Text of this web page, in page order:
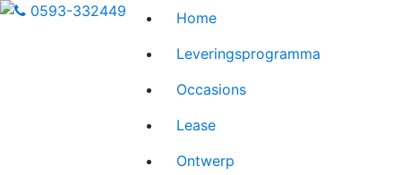
0593-332449
Home
Leveringsprogramma
Occasions
Lease
Ontwerp